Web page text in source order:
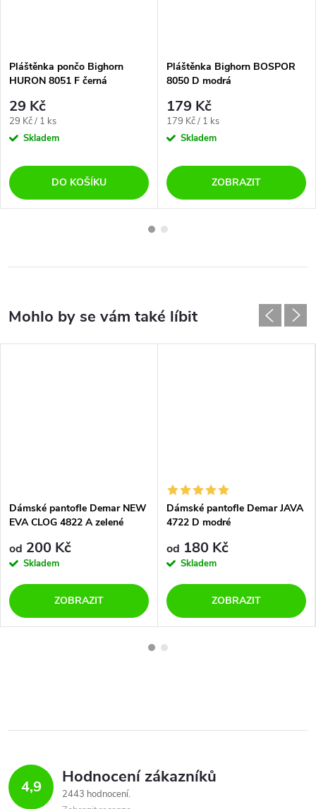
Pláštěnka pončo Bighorn
HURON 8051 F černá
29 Kč
Měrná
cena:
29 Kč / 1 ks
Skladem
DO KOŠÍKU
Pláštěnka Bighorn BOSPOR
8050 D modrá
179 Kč
Měrná
cena:
179 Kč / 1 ks
Skladem
ZOBRAZIT
Dámské pantofle Demar NEW
EVA CLOG 4822 A zelené
od 200 Kč
Skladem
ZOBRAZIT
Dámské pantofle Demar JAVA
4722 D modré
od 180 Kč
Skladem
ZOBRAZIT
4,9 Hodnocení zákazníků
2443 hodnocení